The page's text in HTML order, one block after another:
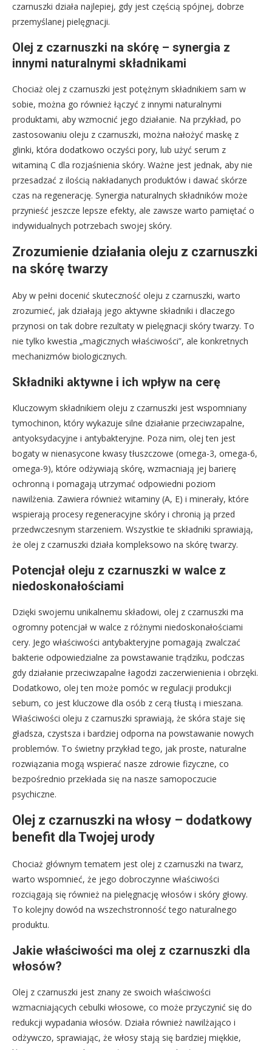
czarnuszki działa najlepiej, gdy jest częścią spójnej, dobrze
przemyślanej pielęgnacji.
Olej z czarnuszki na skórę – synergia z
innymi naturalnymi składnikami
Chociaż olej z czarnuszki jest potężnym składnikiem sam w
sobie, można go również łączyć z innymi naturalnymi
produktami, aby wzmocnić jego działanie. Na przykład, po
zastosowaniu oleju z czarnuszki, można nałożyć maskę z
glinki, która dodatkowo oczyści pory, lub użyć serum z
witaminą C dla rozjaśnienia skóry. Ważne jest jednak, aby nie
przesadzać z ilością nakładanych produktów i dawać skórze
czas na regenerację. Synergia naturalnych składników może
przynieść jeszcze lepsze efekty, ale zawsze warto pamiętać o
indywidualnych potrzebach swojej skóry.
Zrozumienie działania oleju z czarnuszki
na skórę twarzy
Aby w pełni docenić skuteczność oleju z czarnuszki, warto
zrozumieć, jak działają jego aktywne składniki i dlaczego
przynosi on tak dobre rezultaty w pielęgnacji skóry twarzy. To
nie tylko kwestia „magicznych właściwości”, ale konkretnych
mechanizmów biologicznych.
Składniki aktywne i ich wpływ na cerę
Kluczowym składnikiem oleju z czarnuszki jest wspomniany
tymochinon, który wykazuje silne działanie przeciwzapalne,
antyoksydacyjne i antybakteryjne. Poza nim, olej ten jest
bogaty w nienasycone kwasy tłuszczowe (omega-3, omega-6,
omega-9), które odżywiają skórę, wzmacniają jej barierę
ochronną i pomagają utrzymać odpowiedni poziom
nawilżenia. Zawiera również witaminy (A, E) i minerały, które
wspierają procesy regeneracyjne skóry i chronią ją przed
przedwczesnym starzeniem. Wszystkie te składniki sprawiają,
że olej z czarnuszki działa kompleksowo na skórę twarzy.
Potencjał oleju z czarnuszki w walce z
niedoskonałościami
Dzięki swojemu unikalnemu składowi, olej z czarnuszki ma
ogromny potencjał w walce z różnymi niedoskonałościami
cery. Jego właściwości antybakteryjne pomagają zwalczać
bakterie odpowiedzialne za powstawanie trądziku, podczas
gdy działanie przeciwzapalne łagodzi zaczerwienienia i obrzęki.
Dodatkowo, olej ten może pomóc w regulacji produkcji
sebum, co jest kluczowe dla osób z cerą tłustą i mieszana.
Właściwości oleju z czarnuszki sprawiają, że skóra staje się
gładsza, czystsza i bardziej odporna na powstawanie nowych
problemów. To świetny przykład tego, jak proste, naturalne
rozwiązania mogą wspierać nasze zdrowie fizyczne, co
bezpośrednio przekłada się na nasze samopoczucie
psychiczne.
Olej z czarnuszki na włosy – dodatkowy
benefit dla Twojej urody
Chociaż głównym tematem jest olej z czarnuszki na twarz,
warto wspomnieć, że jego dobroczynne właściwości
rozciągają się również na pielęgnację włosów i skóry głowy.
To kolejny dowód na wszechstronność tego naturalnego
produktu.
Jakie właściwości ma olej z czarnuszki dla
włosów?
Olej z czarnuszki jest znany ze swoich właściwości
wzmacniających cebulki włosowe, co może przyczynić się do
redukcji wypadania włosów. Działa również nawilżająco i
odżywczo, sprawiając, że włosy stają się bardziej miękkie,